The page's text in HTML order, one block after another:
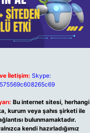
İletişim: Skype:
Bu internet sitesi, herhangi
kurum veya şahıs şirketi ile
bulunmamaktadır.
kendi hazırladığımız